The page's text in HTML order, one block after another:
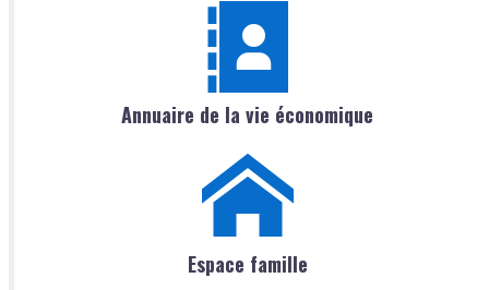
Annuaire de la vie économique
Espace famille